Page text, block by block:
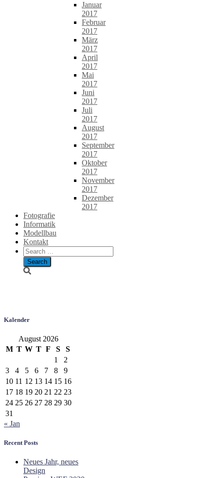
Januar
2017
Februar
2017
März
2017
April
2017
Mai
2017
Juni
2017
Juli
2017
August
2017
September
2017
Oktober
2017
November
2017
Dezember
2017
Fotografie
Informatik
Modellbau
Kontakt
Search
for:
Kalender
August 2026
M T W T F S
S
1
2
3
4 5 6 7 8
9
10 11 12 13 14 15 16
17 18 19 20 21 22 23
24 25 26 27 28 29 30
31
« Jan
Recent Posts
Neues Jahr, neues
Design